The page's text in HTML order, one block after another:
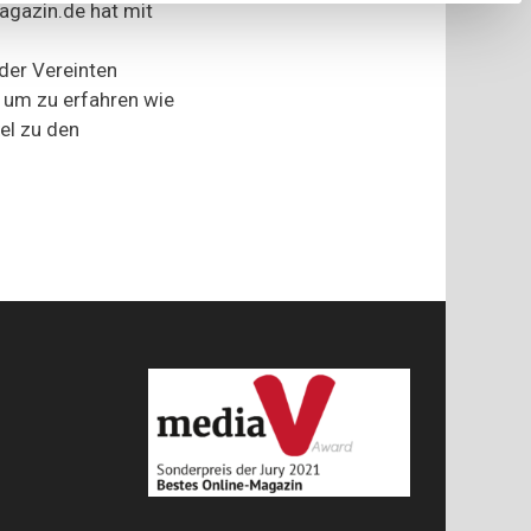
hat mit
Vereinten
zu erfahren wie
zu den